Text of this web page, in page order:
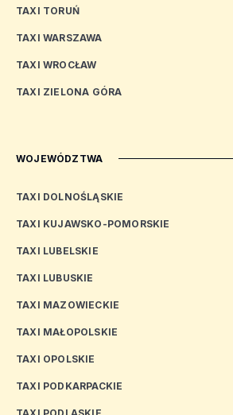
TAXI TORUŃ
TAXI WARSZAWA
TAXI WROCŁAW
TAXI ZIELONA GÓRA
WOJEWÓDZTWA
TAXI DOLNOŚLĄSKIE
TAXI KUJAWSKO-POMORSKIE
TAXI LUBELSKIE
TAXI LUBUSKIE
TAXI MAZOWIECKIE
TAXI MAŁOPOLSKIE
TAXI OPOLSKIE
TAXI PODKARPACKIE